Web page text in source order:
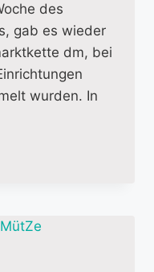
des
gab es wieder
dm, bei
wurden. In